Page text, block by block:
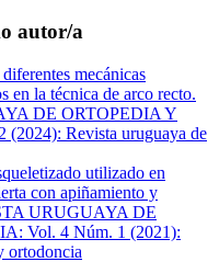
autor/a
mecánicas
en la técnica de arco recto.
DE ORTOPEDIA Y
Revista uruguaya de
utilizado en
con apiñamiento y
URUGUAYA DE
Vol. 4 Núm. 1 (2021):
ortodoncia